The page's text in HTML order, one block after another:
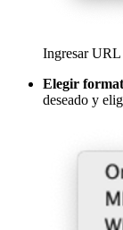
Ingresar URL
Elegir
deseado y